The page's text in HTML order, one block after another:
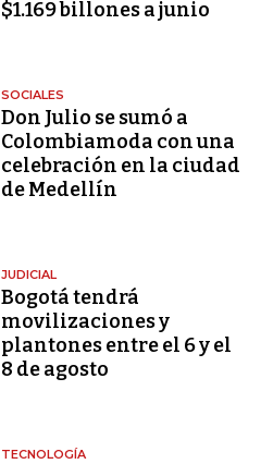
$1.169 billones a junio
SOCIALES
Don Julio se sumó a
Colombiamoda con una
celebración en la ciudad
de Medellín
JUDICIAL
Bogotá tendrá
movilizaciones y
plantones entre el 6 y el
8 de agosto
TECNOLOGÍA